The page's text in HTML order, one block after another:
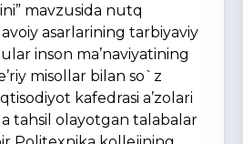
mavzusida nutq
asarlarining tarbiyaviy
inson ma’naviyatining
misollar bilan so`z
kafedrasi a’zolari
tahsil olayotgan talabalar